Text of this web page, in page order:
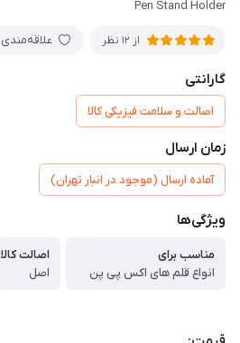
Pen Stand Holder
از 12 نظر علاقه‌مندی
گارانتی
اصالت و سلامت فیزیکی کالا
زمان ارسال
آماده ارسال (موجود در انبار تهران)
ویژگی‌ها
مناسب برای
انواع قلم های اکس پی پن
اصالت کالا
اصل